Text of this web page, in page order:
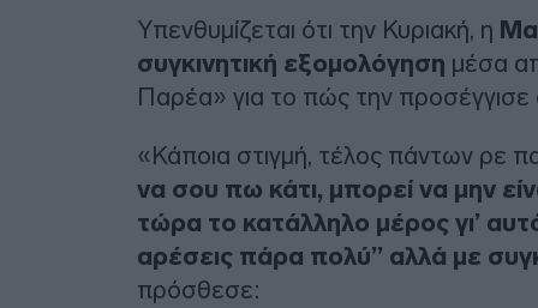
Υπενθυμίζεται ότι την Κυριακή, η
συγκινητική εξομολόγηση μέσα
Παρέα» για το πώς την προσέγγισε
«Κάποια στιγμή, τέλος πάντων ρε
να σου πω κάτι, μπορεί να μην
τώρα το κατάλληλο μέρος γι’
αρέσεις πάρα πολύ” αλλά με
πρόσθεσε: